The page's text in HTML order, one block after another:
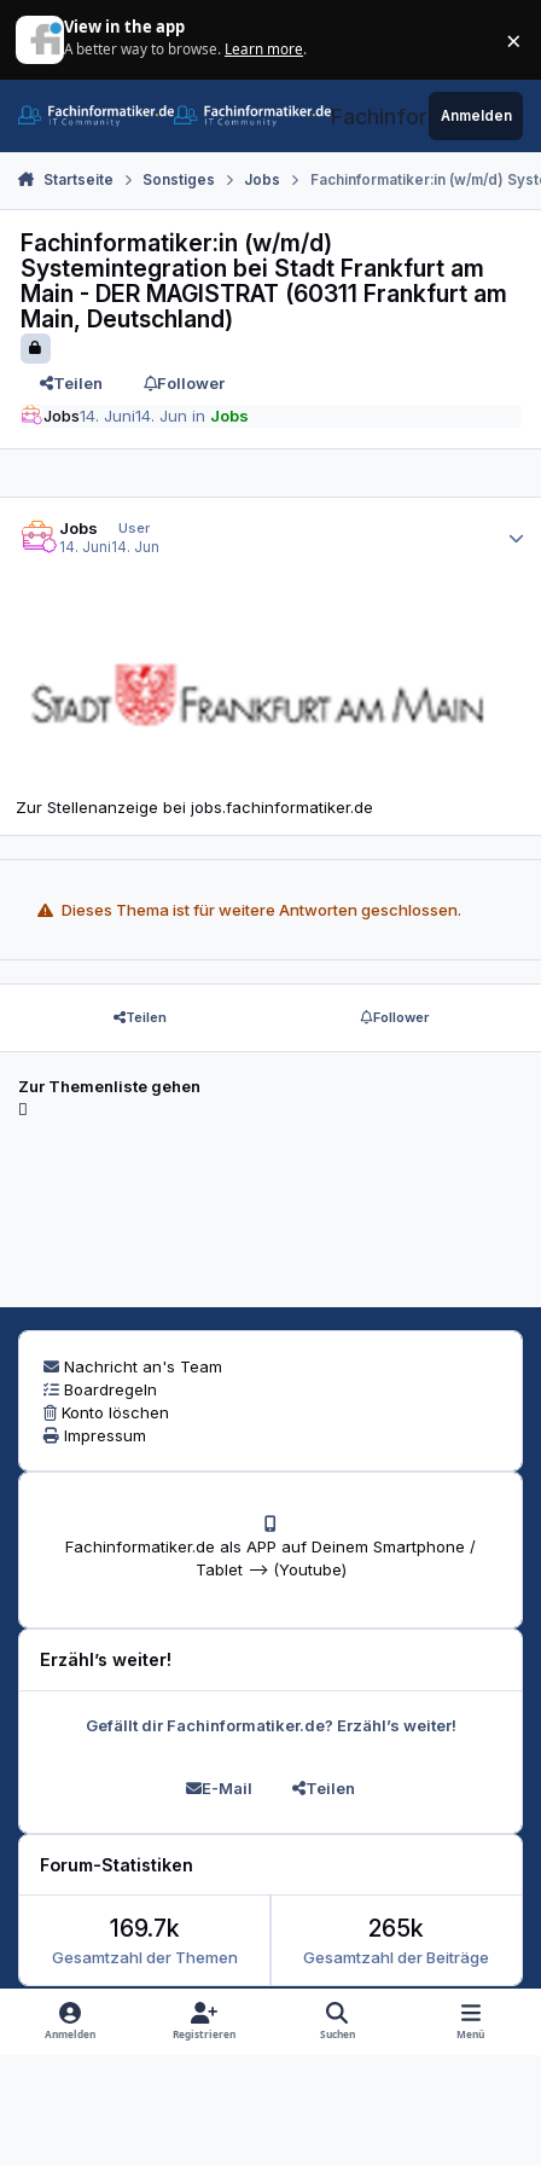
View in the app
A better way to browse. Learn more. ×
Fachinformatiker.de
Anmelden
Startseite Sonstiges Jobs Fachinformatiker:in (w/m/d)
Fachinformatiker:in (w/m/d)
Systemintegration bei Stadt Frankfurt am
Main - DER MAGISTRAT (60311 Frankfurt am
Main, Deutschland)
Teilen
Follower
Jobs14. Juni14. Jun in Jobs
Jobs
User
14. Juni14. Jun
Zur Stellenanzeige bei jobs.fachinformatiker.de
Dieses Thema ist für weitere Antworten geschlossen.
Teilen Follower
Zur Themenliste gehen
Nachricht an's Team
Boardregeln
Konto löschen
Impressum
Fachinformatiker.de als APP auf Deinem Smartphone /
Tablet --> (Youtube)
Erzähl’s weiter!
Gefällt dir Fachinformatiker.de? Erzähl’s weiter!
E-Mail Teilen
Forum-Statistiken
Gesamtzahl der Themen
169.7k
Gesamtzahl der Beiträge
265k
Heller Modus
Dunkler Modus
Systemeinstellung
Anmelden Registrieren Suchen Menü